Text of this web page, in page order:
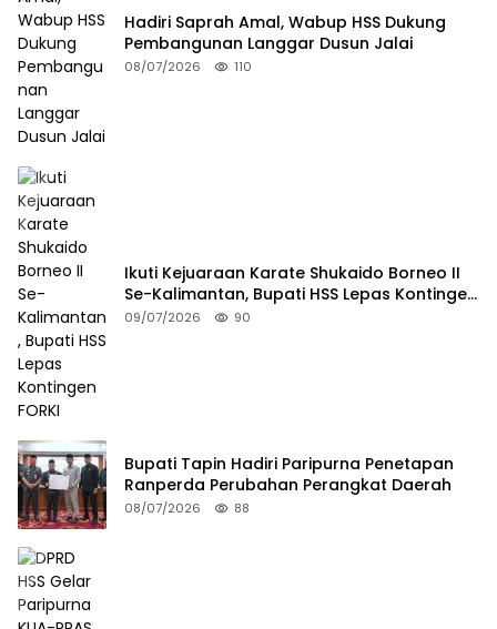
Hadiri Saprah Amal, Wabup HSS Dukung
Pembangunan Langgar Dusun Jalai
08/07/2026 110
Ikuti Kejuaraan Karate Shukaido Borneo II
Se-Kalimantan, Bupati HSS Lepas Kontingen
FORKI
09/07/2026 90
Bupati Tapin Hadiri Paripurna Penetapan
Ranperda Perubahan Perangkat Daerah
08/07/2026 88